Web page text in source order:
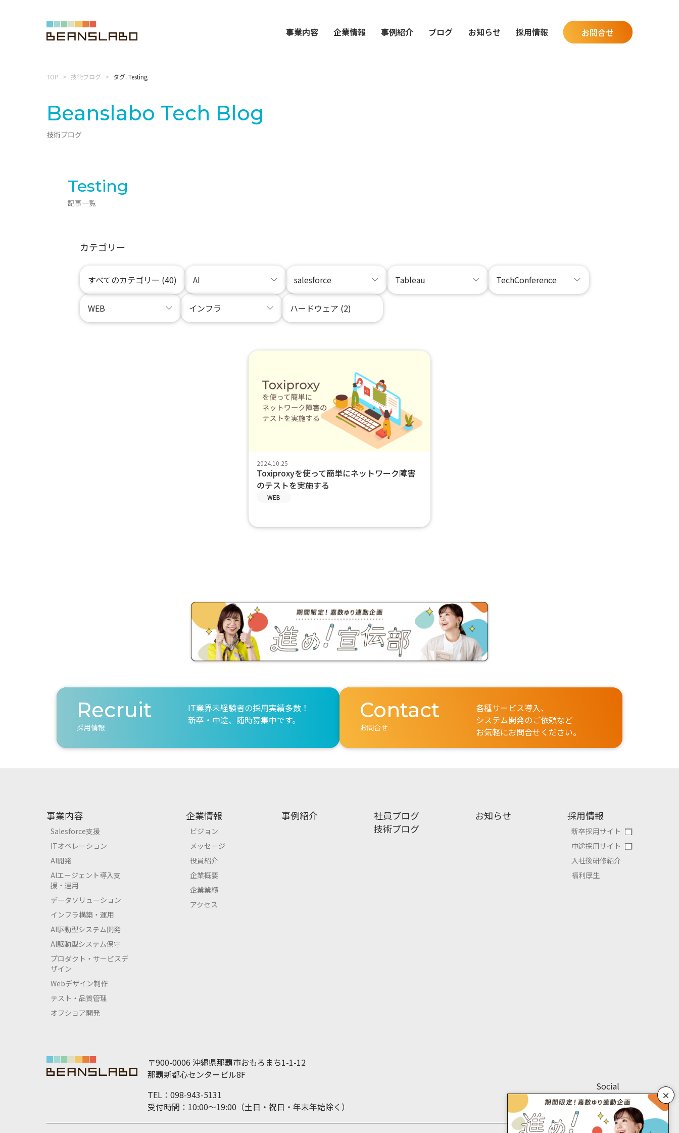
事業内容 企業情報 事例紹介 ブログ お知らせ 採用情報 お問合せ
×
TOP 技術ブログ タグ: Testing
Beanslabo Tech Blog
技術ブログ
Testing
記事一覧
カテゴリー
すべてのカテゴリー (40) AI salesforce Tableau TechConference
WEB インフラ ハードウェア (2)
2024.10.25
Toxiproxyを使って簡単にネットワーク障害
のテストを実施する
WEB
Recruit
採用情報
IT業界未経験者の採用実績多数！
新卒・中途、随時募集中です。
Contact
お問合せ
各種サービス導入、
システム開発のご依頼など
お気軽にお問合せください。
事業内容
Salesforce支援
ITオペレーション
AI開発
AIエージェント導入支
援・運用
データソリューション
インフラ構築・運用
AI駆動型システム開発
AI駆動型システム保守
プロダクト・サービスデ
ザイン
Webデザイン制作
テスト・品質管理
オフショア開発
企業情報
ビジョン
メッセージ
役員紹介
企業概要
企業業績
アクセス
事例紹介
社員ブログ
技術ブログ
お知らせ 採用情報
新卒採用サイト
中途採用サイト
入社後研修紹介
福利厚生
〒900-0006 沖縄県那覇市おもろまち1-1-12
那覇新都心センタービル8F
TEL：098-943-5131
受付時間：10:00～19:00（土日・祝日・年末年始除く）
Social